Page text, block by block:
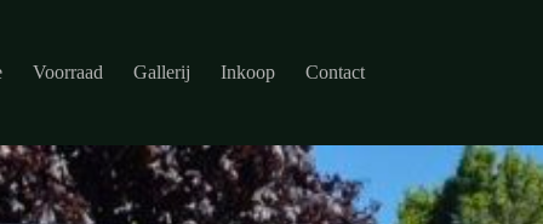
Voorraad Gallerij Inkoop Contact